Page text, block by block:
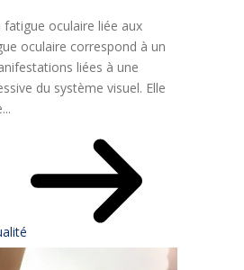
fatigue oculaire liée aux
oculaire correspond à un
liées à une
du système visuel. Elle